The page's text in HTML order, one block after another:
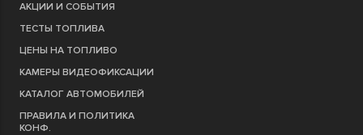
АКЦИИ И СОБЫТИЯ
ТЕСТЫ ТОПЛИВА
ЦЕНЫ НА ТОПЛИВО
КАМЕРЫ ВИДЕОФИКСАЦИИ
КАТАЛОГ АВТОМОБИЛЕЙ
ПРАВИЛА И ПОЛИТИКА
КОНФ.